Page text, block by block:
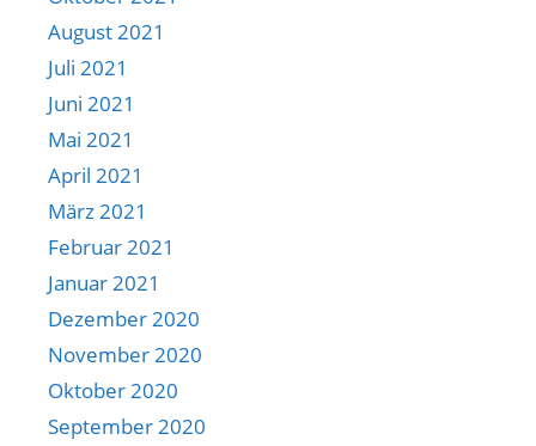
August 2021
Juli 2021
Juni 2021
Mai 2021
April 2021
März 2021
Februar 2021
Januar 2021
Dezember 2020
November 2020
Oktober 2020
September 2020